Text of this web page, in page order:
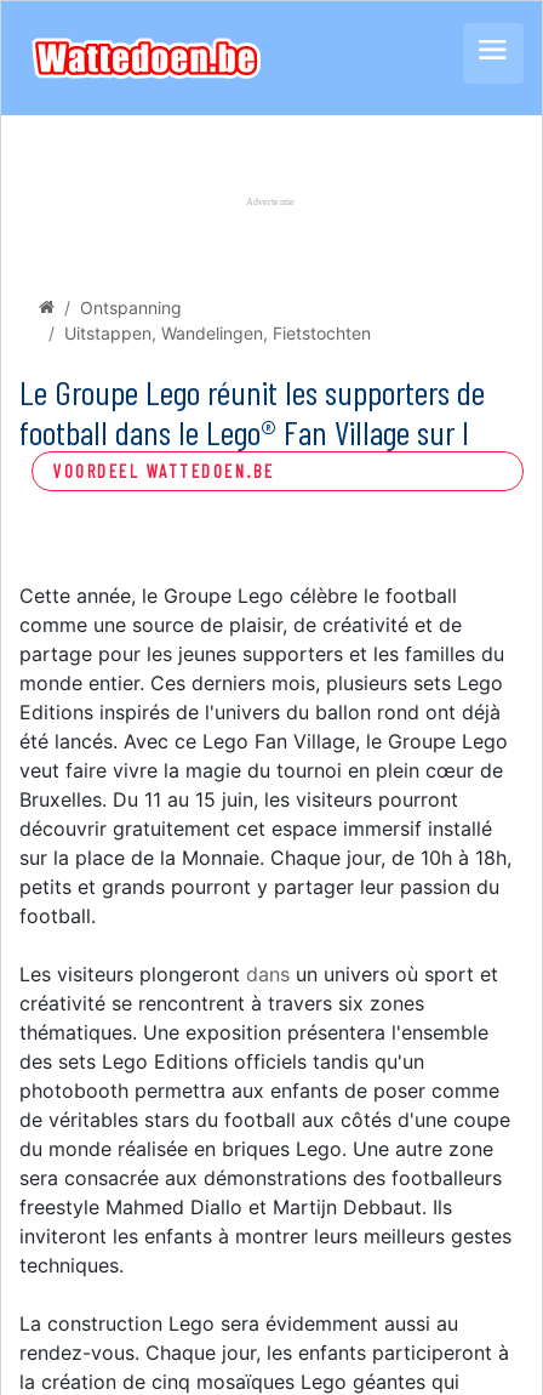
Ontspanning
Uitstappen, Wandelingen, Fietstochten
Le Groupe Lego réunit les supporters de
football dans le Lego® Fan Village sur l
VOORDEEL WATTEDOEN.BE
Cette année, le Groupe Lego célèbre le football
comme une source de plaisir, de créativité et de
partage pour les jeunes supporters et les familles du
monde entier. Ces derniers mois, plusieurs sets Lego
Editions inspirés de l'univers du ballon rond ont déjà
été lancés. Avec ce Lego Fan Village, le Groupe Lego
veut faire vivre la magie du tournoi en plein cœur de
Bruxelles. Du 11 au 15 juin, les visiteurs pourront
découvrir gratuitement cet espace immersif installé
sur la place de la Monnaie. Chaque jour, de 10h à 18h,
petits et grands pourront y partager leur passion du
football.
Les visiteurs plongeront dans un univers où sport et
créativité se rencontrent à travers six zones
thématiques. Une exposition présentera l'ensemble
des sets Lego Editions officiels tandis qu'un
photobooth permettra aux enfants de poser comme
de véritables stars du football aux côtés d'une coupe
du monde réalisée en briques Lego. Une autre zone
sera consacrée aux démonstrations des footballeurs
freestyle Mahmed Diallo et Martijn Debbaut. Ils
inviteront les enfants à montrer leurs meilleurs gestes
techniques.
La construction Lego sera évidemment aussi au
rendez-vous. Chaque jour, les enfants participeront à
la création de cinq mosaïques Lego géantes qui